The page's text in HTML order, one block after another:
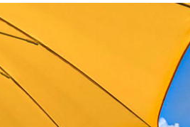
Römerbad och Therme
för både vuxna och
och cykelparadis med över 1 000
Nockberge – och stadens
musikevenemang under
till Millstätter See (13 km), som
till 27 grader på sommaren, och